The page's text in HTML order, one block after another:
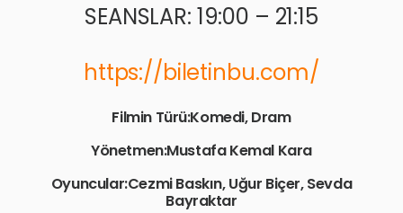
SEANSLAR: 19:00 – 21:15
https://biletinbu.com/
Filmin Türü:Komedi, Dram
Yönetmen:Mustafa Kemal Kara
Oyuncular:Cezmi Baskın, Uğur Biçer, Sevda
Bayraktar